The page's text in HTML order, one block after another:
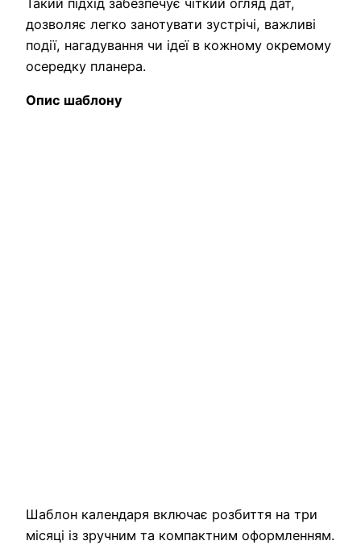
дозволяє легко занотувати зустрічі, важливі
події, нагадування чи ідеї в кожному окремому
осередку планера.
Опис шаблону
Шаблон календаря включає розбиття на три
місяці із зручним та компактним оформленням.